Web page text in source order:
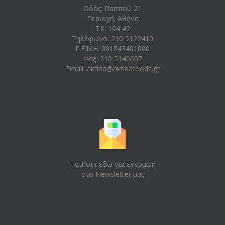
Οδός: Παππού 21
Περιοχή: Aθήνα
ΤΚ: 104 42
Τηλέφωνο: 210 5122410
Γ.Ε.ΜΗ. 001843401000
Φαξ: 210 5140607
Email: aktina@aktinafoods.gr
Πατήστε εδώ για εγγραφή
στο Newsletter μας